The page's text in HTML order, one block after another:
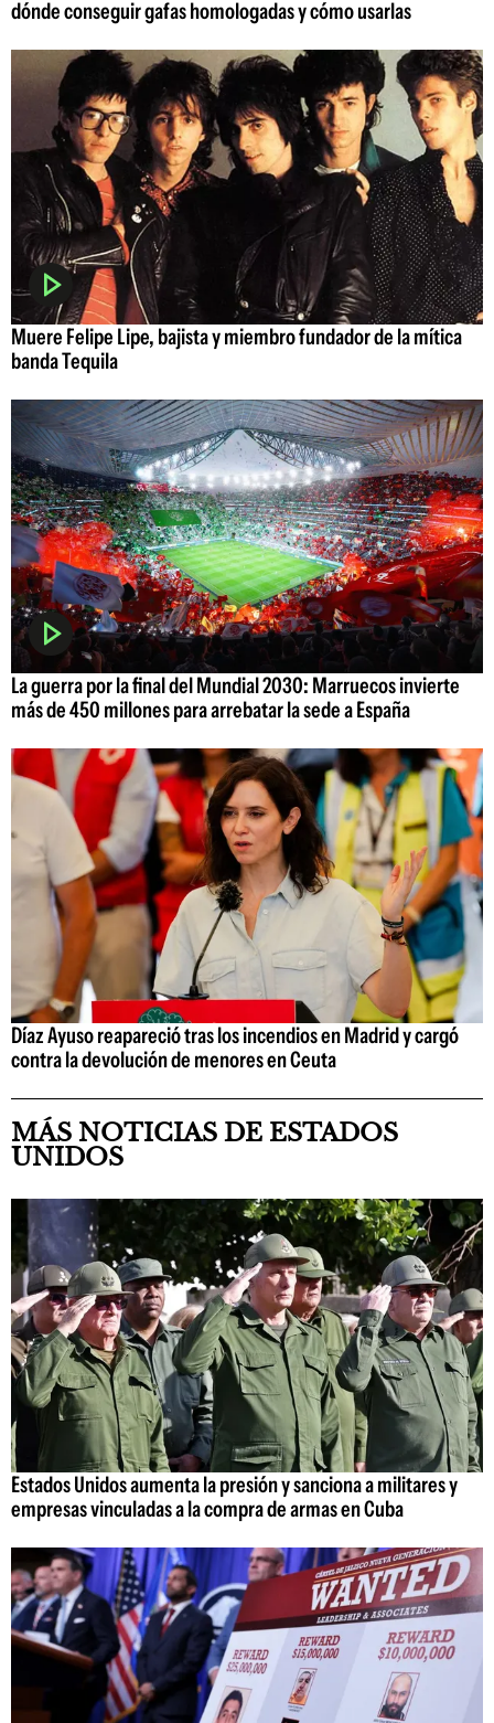
dónde conseguir gafas homologadas y cómo usarlas
Muere Felipe Lipe, bajista y miembro fundador de la mítica
banda Tequila
La guerra por la final del Mundial 2030: Marruecos invierte
más de 450 millones para arrebatar la sede a España
Díaz Ayuso reapareció tras los incendios en Madrid y cargó
contra la devolución de menores en Ceuta
MÁS NOTICIAS DE ESTADOS
UNIDOS
Estados Unidos aumenta la presión y sanciona a militares y
empresas vinculadas a la compra de armas en Cuba